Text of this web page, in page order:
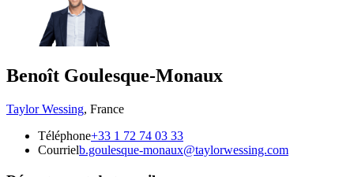
Benoît Goulesque-Monaux
Taylor Wessing, France
Téléphone+33 1 72 74 03 33
Courrielb.goulesque-monaux@taylorwessing.com